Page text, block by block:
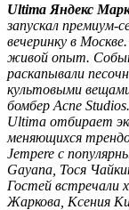
Ultima Яндекс
запускал
вечеринку в
живой опыт.
раскапывали
культовыми
бомбер Acne
Ultima отбирает
меняющихся
Jempere с
Gayana, Тося
Гостей встречали
Жаркова, Ксения